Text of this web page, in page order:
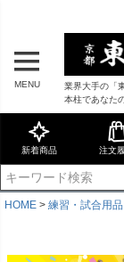
MENU
業界大手の「
本柱であなた
新着商品 注文
HOME 練習・試合用品